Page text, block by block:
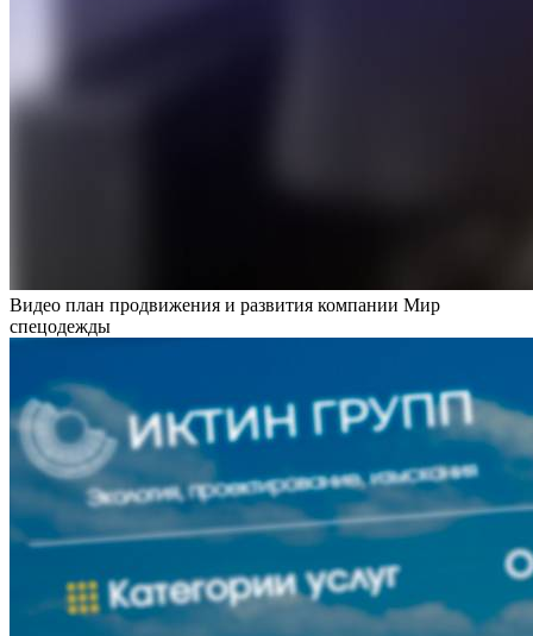
Видео план продвижения и развития компании Мир
спецодежды